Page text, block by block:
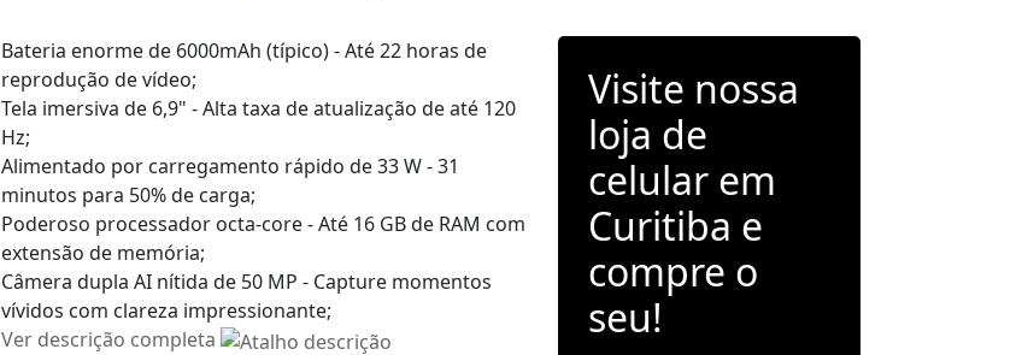
Bateria enorme de 6000mAh (típico) - Até 22 horas de
reprodução de vídeo;
Tela imersiva de 6,9" - Alta taxa de atualização de até 120
Hz;
Alimentado por carregamento rápido de 33 W - 31
minutos para 50% de carga;
Poderoso processador octa-core - Até 16 GB de RAM com
extensão de memória;
Câmera dupla AI nítida de 50 MP - Capture momentos
vívidos com clareza impressionante;
Ver descrição completa
Visite nossa
loja de
celular em
Curitiba e
compre o
seu!